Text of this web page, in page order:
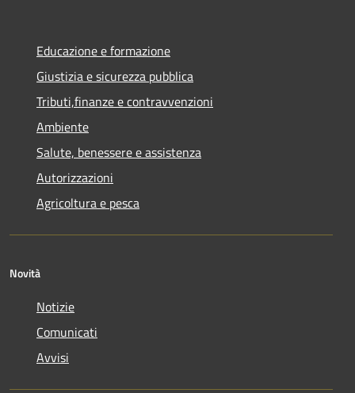
Educazione e formazione
Giustizia e sicurezza pubblica
Tributi,finanze e contravvenzioni
Ambiente
Salute, benessere e assistenza
Autorizzazioni
Agricoltura e pesca
Novità
Notizie
Comunicati
Avvisi